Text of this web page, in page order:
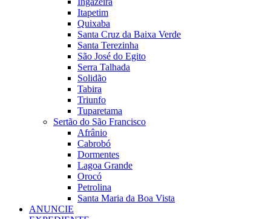
Itapetim
Quixaba
Santa Cruz da Baixa Verde
Santa Terezinha
São José do Egito
Serra Talhada
Solidão
Tabira
Triunfo
Tuparetama
Sertão do São Francisco
Afrânio
Cabrobó
Dormentes
Lagoa Grande
Orocó
Petrolina
Santa Maria da Boa Vista
ANUNCIE